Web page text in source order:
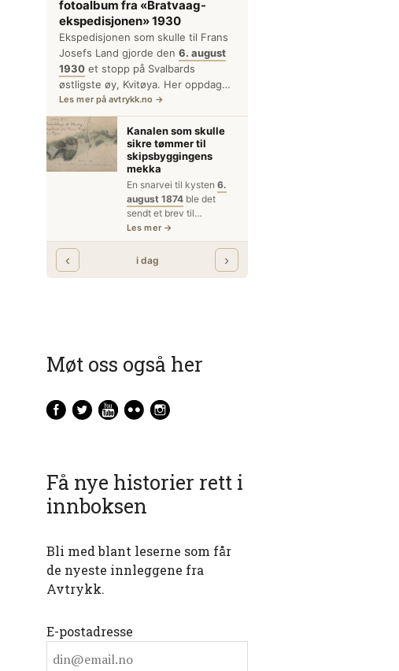
Møt oss også her
Få nye historier rett i
innboksen
Bli med blant leserne som får
de nyeste innleggene fra
Avtrykk.
E-postadresse